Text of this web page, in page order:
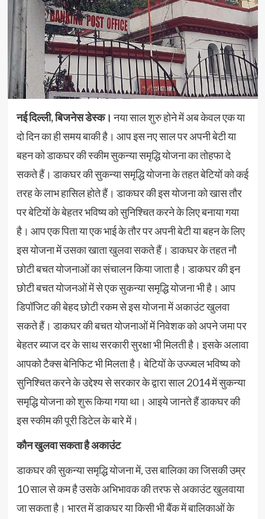
नई दिल्ली, बिजनेस डेस्क। नया साल शुरु होने में अब केवल एक या
दो दिन का ही समय बाकी है। आप इस नए साल पर अपनी बेटी या
बहन को डाकघर की स्कीम सुकन्या समृद्धि योजना का तोहफा दे
सकते हैं। डाकघर की सुकन्या समृद्धि योजना के तहत बेटियों को कई
तरह के लाभ हासिल होते हैं। डाकघर की इस योजना को खास तौर
पर बेटियों के बेहतर भविष्य को सुनिश्चित करने के लिए बनाया गया
है। आप एक पिता या एक भाई के तौर पर अपनी बेटी या बहन के लिए
इस योजना में उसका खाता खुलवा सकते हैं। डाकघर के तहत नौ
छोटी बचत योजनाओं का संचालन किया जाता है। डाकघर की इन
छोटी बचत योजनओं में से एक सुकन्या समृद्धि योजना भी है। आप
डिपॉजिट की बेहद छोटी रकम से इस योजना में अकाउंट खुलवा
सकते हैं। डाकघर की बचत योजनाओं में निवेशक को अपने जमा पर
बेहतर ब्याज दर के साथ सरकारी सुरक्षा भी मिलती है। इसके अलावा
आपको टैक्स बेनिफिट भी मिलता है। बेटियों के उज्ज्वल भविष्य को
सुनिश्चित करने के उद्देश्य से सरकार के द्वारा साल 2014 में सुकन्या
समृद्धि योजना को शुरू किया गया था। आइये जानते हैं डाकघर की
इस स्कीम की पूरी डिटेल के बारे में।
कौन खुलवा सकता है अकाउंट
डाकघर की सुकन्या समृद्धि योजना में, उस बालिका का जिसकी उम्र
10 साल से कम है उसके अभिभावक की तरफ से अकाउंट खुलवाया
जा सकता है। भारत में डाकघर या किसी भी बैंक में बालिकाओं के